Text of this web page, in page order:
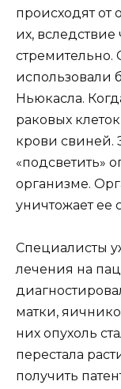
происходят от
их, вследствие
стремительно.
использовали
Ньюкасла.
раковых
крови свиней.
«подсветить»
организме.
уничтожает ее
Специалисты
лечения на
матки,
них опухоль
перестала
получить